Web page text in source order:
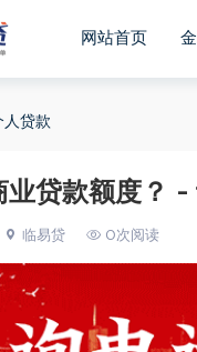
网站首页
人贷款
业贷款额度？
临易贷 0次阅读